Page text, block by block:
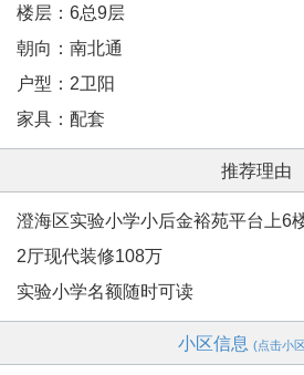
楼层：6总9层
朝向：南北通
户型：2卫阳
家具：配套
推荐理由
澄海区实验小学小后金裕苑平台上6
2厅现代装修108万
实验小学名额随时可读
小区信息 (点击小